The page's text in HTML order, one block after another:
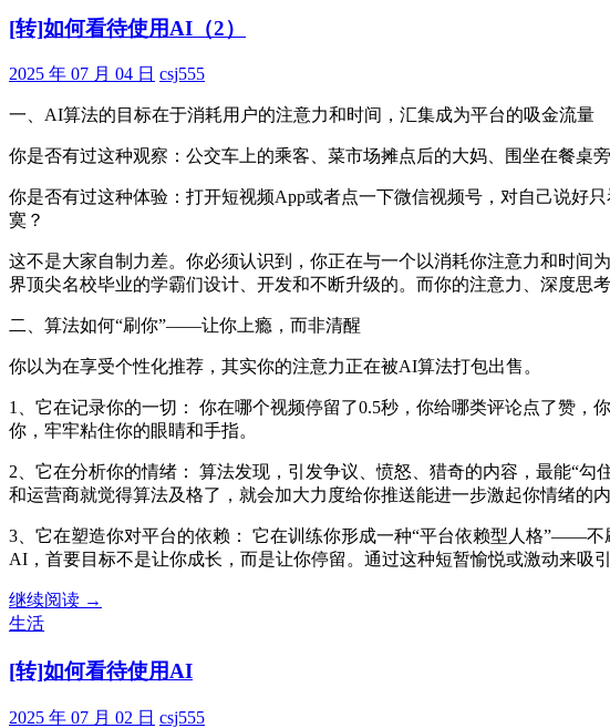
记
[转]如何看待使用AI（2）
2025 年 07 月 04 日 csj555
一、AI算法的目标在于消耗用户的注意力和时间，汇集成为平台的吸金流量
你是否有过这种观察：公交车上的乘客、菜市场摊点后的大妈、围坐在餐桌
你是否有过这种体验：打开短视频App或者点一下微信视频号，对自己说好
寞？
这不是大家自制力差。你必须认识到，你正在与一个以消耗你注意力和时
界顶尖名校毕业的学霸们设计、开发和不断升级的。而你的注意力、深度思
二、算法如何“刷你”——让你上瘾，而非清醒
你以为在享受个性化推荐，其实你的注意力正在被AI算法打包出售。
1、它在记录你的一切： 你在哪个视频停留了0.5秒，你给哪类评论点了赞
你，牢牢粘住你的眼睛和手指。
2、它在分析你的情绪： 算法发现，引发争议、愤怒、猎奇的内容，最能“
和运营商就觉得算法及格了，就会加大力度给你推送能进一步激起你情绪的
3、它在塑造你对平台的依赖： 它在训练你形成一种“平台依赖型人格”——
AI，首要目标不是让你成长，而是让你停留。通过这种短暂愉悦或激动来吸
继续阅读[转]
看
使
→
生活
[转]如何看待使用AI
2025 年 07 月 02 日 csj555